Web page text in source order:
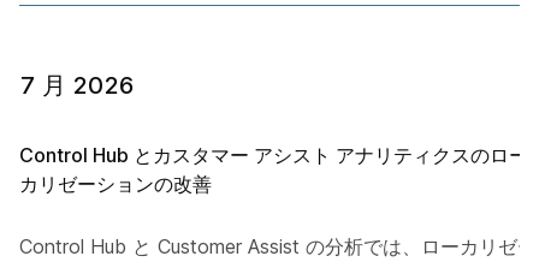
7 月 2026
Control Hub とカスタマー アシスト アナリティクスのロー
カリゼーションの改善
Control Hub と Customer Assist の分析では、ローカリゼー